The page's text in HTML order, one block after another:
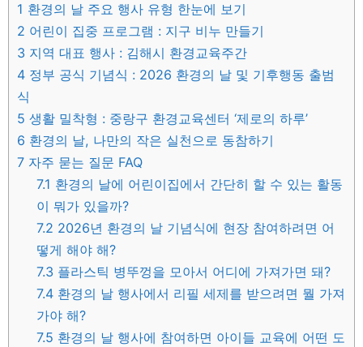
1 환경의 날 주요 행사 유형 한눈에 보기
2 어린이 집중 프로그램 : 지구 비누 만들기
3 지역 대표 행사 : 김해시 환경교육주간
4 정부 공식 기념식 : 2026 환경의 날 및 기후행동 출범
식
5 생활 밀착형 : 중랑구 환경교육센터 ‘제로의 하루’
6 환경의 날, 나만의 작은 실천으로 동참하기
7 자주 묻는 질문 FAQ
7.1 환경의 날에 어린이집에서 간단히 할 수 있는 활동
이 뭐가 있을까?
7.2 2026년 환경의 날 기념식에 현장 참여하려면 어
떻게 해야 해?
7.3 플라스틱 병뚜껑을 모아서 어디에 가져가면 돼?
7.4 환경의 날 행사에서 리필 세제를 받으려면 뭘 가져
가야 해?
7.5 환경의 날 행사에 참여하면 아이들 교육에 어떤 도